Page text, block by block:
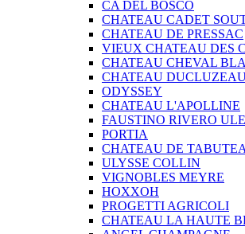
CA DEL BOSCO
CHATEAU CADET
CHATEAU DE PRESSAC
VIEUX CHATEAU DES
CHATEAU CHEVAL
CHATEAU
ODYSSEY
CHATEAU L'APOLLINE
FAUSTINO RIVERO
PORTIA
CHATEAU DE
ULYSSE COLLIN
VIGNOBLES MEYRE
HOXXOH
PROGETTI AGRICOLI
CHATEAU LA HAUTE